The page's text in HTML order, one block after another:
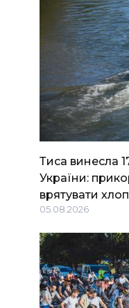
Тиса винесла
України:
врятувати
05.08.2026